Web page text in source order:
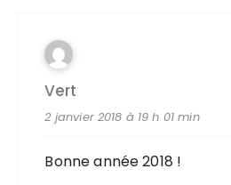
Vert
2 janvier 2018 à 19 h 01 min
Bonne année 2018 !